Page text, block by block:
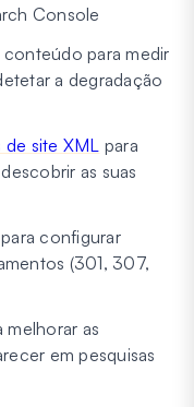
Console
para medir
a degradação
de site XML para
as suas
configurar
(301, 307,
as
em pesquisas